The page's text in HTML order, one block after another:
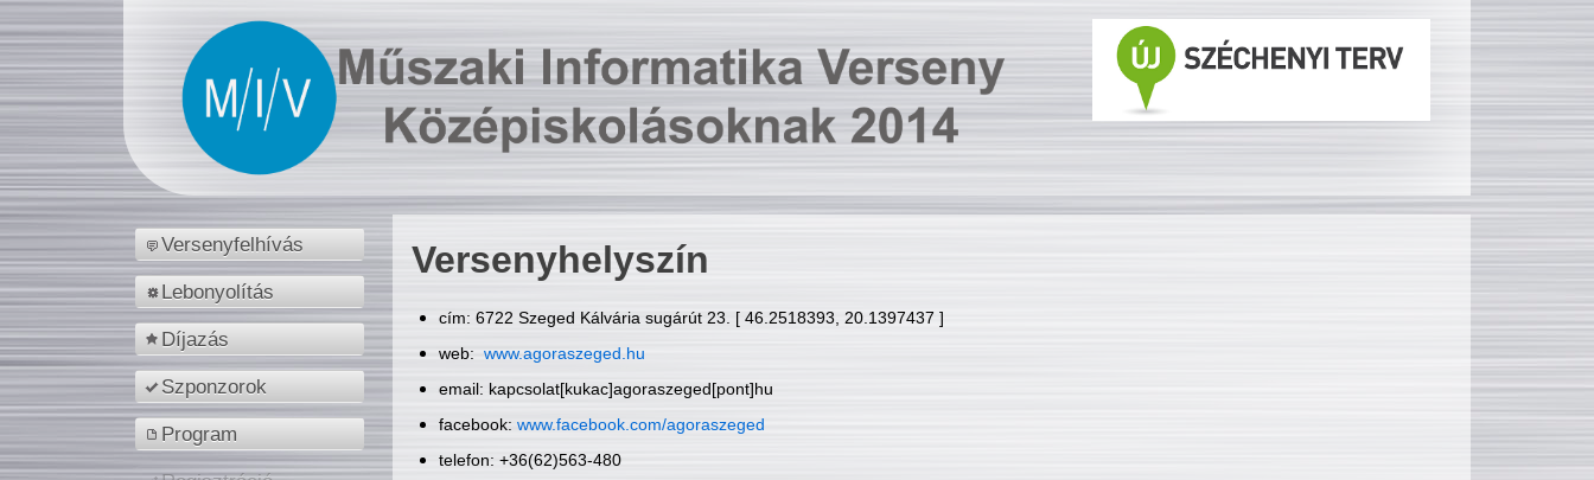
Versenyfelhívás
Lebonyolítás
Díjazás
Szponzorok
Program
Versenyhelyszín
cím: 6722 Szeged Kálvária sugárút 23. [ 46.2518393, 20.1397437 ]
web: www.agoraszeged.hu
email: kapcsolat[kukac]agoraszeged[pont]hu
facebook: www.facebook.com/agoraszeged
telefon: +36(62)563-480